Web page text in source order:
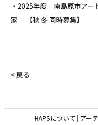
・2025年度 南島原市ア
家 【秋 冬 同時募集】
< 戻る
HAPSについて | アー